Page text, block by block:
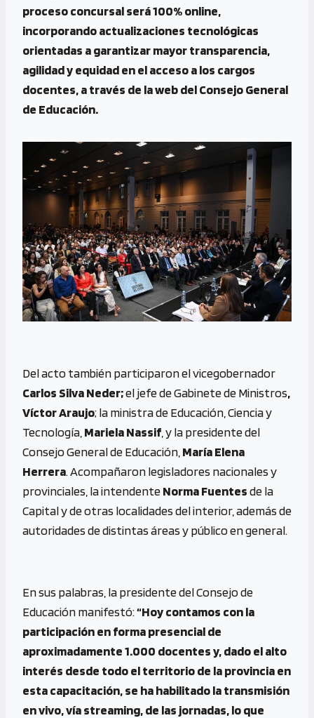
proceso concursal será 100% online,
incorporando actualizaciones tecnológicas
orientadas a garantizar mayor transparencia,
agilidad y equidad en el acceso a los cargos
docentes, a través de la web del Consejo General
de Educación.
Del acto también participaron el vicegobernador
Carlos Silva Neder;el jefe de Gabinete de Ministros,
Víctor Araujo; la ministra de Educación, Ciencia y
Tecnología, Mariela Nassif y la presidente del
Consejo General de Educación, María Elena
Herrera. Acompañaron legisladores nacionales y
provinciales, la intendenteNorma Fuentesde la
Capital y de otras localidades del interior, además de
autoridades de distintas áreas y público en general.
En sus palabras, la presidente del Consejo de
Educación manifestó:“Hoy contamos con la
participación en forma presencial de
aproximadamente 1.000 docentes y, dado el alto
interés desde todo el territorio de la provincia en
esta capacitación, se ha habilitado la transmisión
en vivo, vía streaming, de las jornadas, lo que